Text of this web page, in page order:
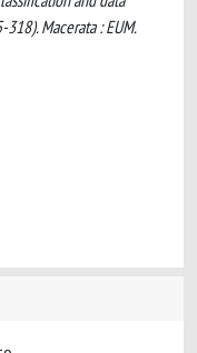
Macerata : EUM.